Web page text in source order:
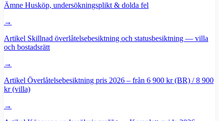
Ämne Husköp, undersökningsplikt & dolda fel
→
Artikel Skillnad överlåtelsebesiktning och statusbesiktning — villa
och bostadsrätt
→
Artikel Överlåtelsebesiktning pris 2026 – från 6 900 kr (BR) / 8 900
kr (villa)
→